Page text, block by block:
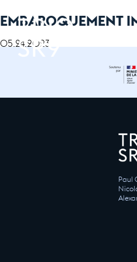
EMBAROQUEMENT
05.24.2023
Paul